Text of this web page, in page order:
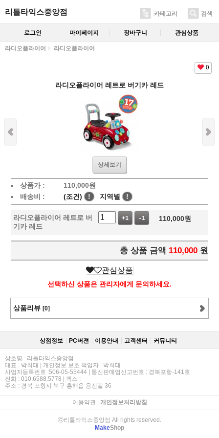
리틀타익스중앙점 카테고리 검색
로그인 마이페이지 장바구니 관심상품
라디오플라이어 라디오플라이어
0
라디오플라이어 레트로 버기카 레드
상세보기
상품가 : 110,000원
배송비 :
(조건) ! 지역별 !
라디오플라이어 레트로 버
기카 레드
+1 -1 110,000원
총 상품 금액 110,000 원
관심상품
선택하신 상품은 관리자에게 문의하세요.
상품리뷰 [0]
상점정보 PC버젼 이용안내 고객센터 커뮤니티
상호명 : 리틀타익스중앙점
대표 : 박희태 | 개인정보 보호 책임자 : 박희태
사업자등록번호 :506-05-55444 | 통신판매업신고번호 : 경북포항-141호
전화 : 010.6588.5778 | 팩스 :
주소 : 경북 포항시 북구 흥해읍 용전길 36
이용약관| 개인정보처리방침
ⓒ리틀타익스중앙점 All rights reserved.
MakeShop